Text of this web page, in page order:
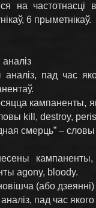
на
6 прыметнікаў.
пад час
кампаненты,
kill, destroy,
смерць” –
agony, bloody.
(або
пад час